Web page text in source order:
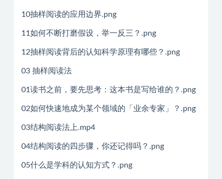
10抽样阅读的应用边界.png
11如何不断打磨假设，举一反三？.png
12抽样阅读背后的认知科学原理有哪些？.png
03 抽样阅读法
01读书之前，要先思考：这本书是写给谁的？.png
02如何快速地成为某个领域的「业余专家」？.png
03结构阅读法上.mp4
04结构阅读的四步骤，你还记得吗？.png
05什么是学科的认知方式？.png